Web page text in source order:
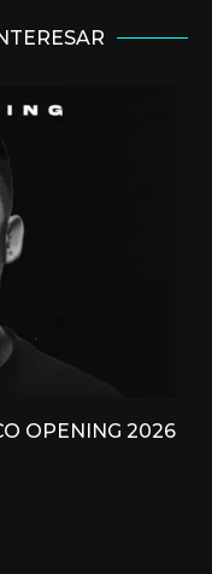
OPENING 2026